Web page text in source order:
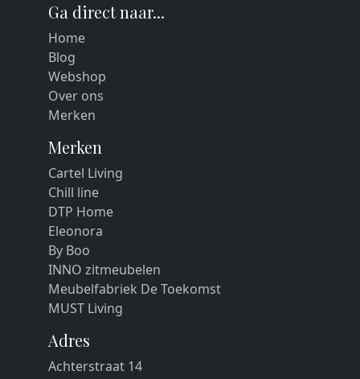
Ga direct naar...
Home
Blog
Webshop
Over ons
Merken
Merken
Cartel Living
Chill line
DTP Home
Eleonora
By Boo
INNO zitmeubelen
Meubelfabriek De Toekomst
MUST Living
Adres
Achterstraat 14